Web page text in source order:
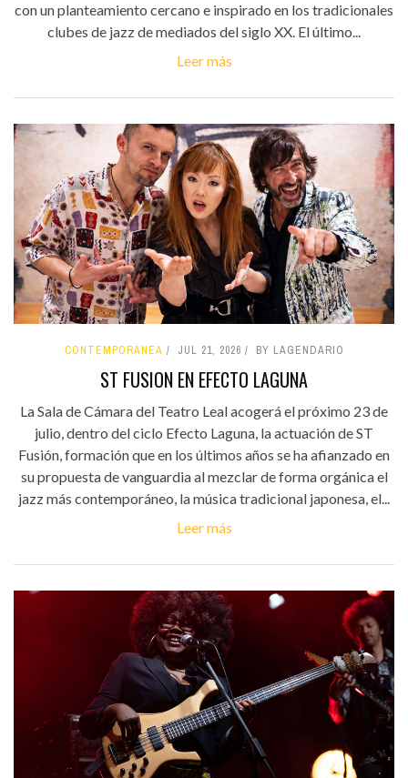
con un planteamiento cercano e inspirado en los tradicionales
clubes de jazz de mediados del siglo XX. El último...
Leer más
CONTEMPORÁNEA JUL 21, 2026 BY LAGENDARIO
ST FUSION EN EFECTO LAGUNA
La Sala de Cámara del Teatro Leal acogerá el próximo 23 de
julio, dentro del ciclo Efecto Laguna, la actuación de ST
Fusión, formación que en los últimos años se ha afianzado en
su propuesta de vanguardia al mezclar de forma orgánica el
jazz más contemporáneo, la música tradicional japonesa, el...
Leer más